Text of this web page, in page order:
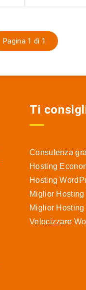
Pagina 1 di 1
Ti
Consulenza
Hosting
Hosting
Miglior
Miglior
Velocizzare